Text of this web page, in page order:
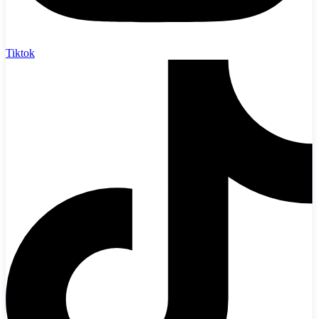
Tiktok